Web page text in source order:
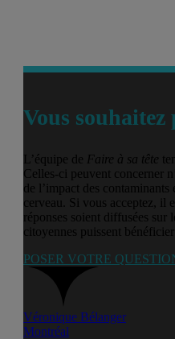
Vous souhaitez
L’équipe de Faire à sa tête
Celles-ci peuvent concerner
de l’impact des contaminants
cerveau. Si vous acceptez, il
réponses soient diffusées sur
citoyennes puissent
POSER VOTRE
Véronique Bélanger
Montréal